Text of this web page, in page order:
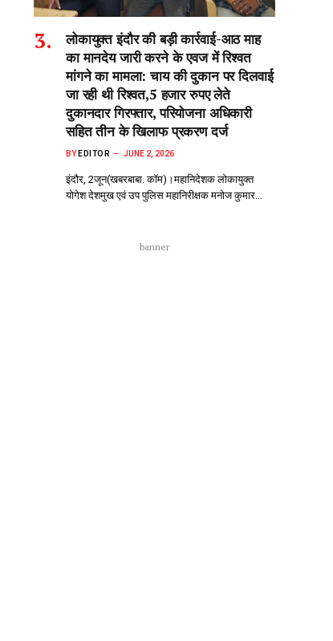
लोकायुक्त इंदौर की बड़ी कार्रवाई-आठ माह
का मानदेय जारी करने के एवज में रिश्वत
मांगने का मामला: चाय की दुकान पर दिलवाई
जा रही थी रिश्वत,5 हजार रुपए लेते
दुकानदार गिरफ्तार, परियोजना अधिकारी
सहित तीन के खिलाफ प्रकरण दर्ज
BY EDITOR JUNE 2, 2026
इंदौर, 2जून(खबरबाबा. कॉम)।महानिदेशक लोकायुक्त
योगेश देशमुख एवं उप पुलिस महानिरीक्षक मनोज कुमार…
banner